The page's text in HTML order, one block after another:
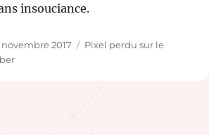
insouciance.
novembre 2017 Catégories
Pixel perdu sur le